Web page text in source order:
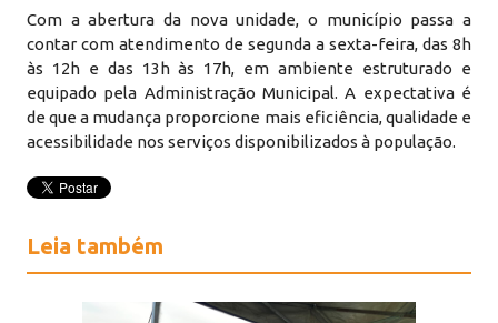
Com a abertura da nova unidade, o município passa a
contar com atendimento de segunda a sexta-feira, das 8h
às 12h e das 13h às 17h, em ambiente estruturado e
equipado pela Administração Municipal. A expectativa é
de que a mudança proporcione mais eficiência, qualidade e
acessibilidade nos serviços disponibilizados à população.
Leia também